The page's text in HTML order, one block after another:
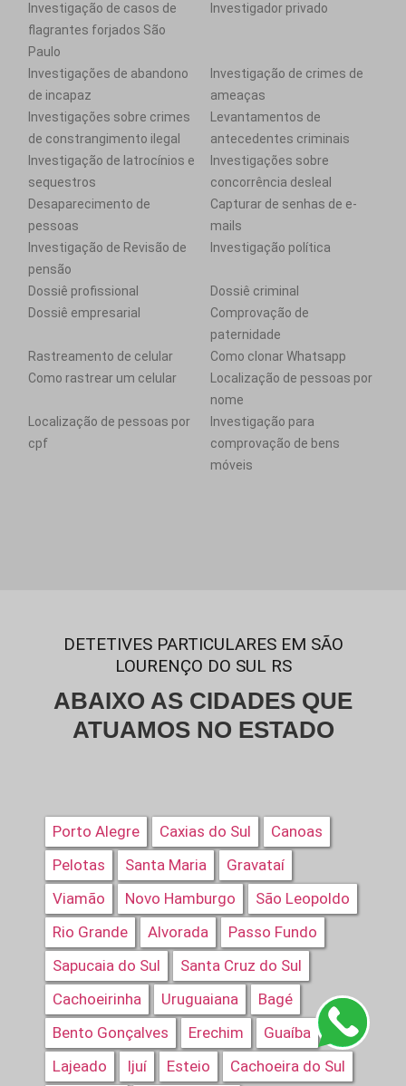
Investigação de casos de
flagrantes forjados São
Paulo
Investigador privado
Investigações de abandono
de incapaz
Investigação de crimes de
ameaças
Investigações sobre crimes
de constrangimento ilegal
Levantamentos de
antecedentes criminais
Investigação de latrocínios e
sequestros
Investigações sobre
concorrência desleal
Desaparecimento de
pessoas
Capturar de senhas de e-
mails
Investigação de Revisão de
pensão
Investigação política
Dossiê profissional
Dossiê criminal
Dossiê empresarial
Comprovação de
paternidade
Rastreamento de celular
Como clonar Whatsapp
Como rastrear um celular
Localização de pessoas por
nome
Localização de pessoas por
cpf
Investigação para
comprovação de bens
móveis
DETETIVES PARTICULARES EM SÃO
LOURENÇO DO SUL RS
ABAIXO AS CIDADES QUE
ATUAMOS NO ESTADO
Porto Alegre Caxias do Sul
Canoas
Pelotas
Santa Maria
Gravataí
Viamão
Novo Hamburgo
São Leopoldo
Rio Grande
Alvorada
Passo Fundo
Sapucaia do Sul
Santa Cruz do Sul
Cachoeirinha
Uruguaiana
Bagé
Bento Gonçalves
Erechim
Guaíba
Lajeado
Ijuí Esteio Cachoeira do Sul